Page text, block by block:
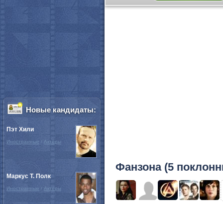
Фанзона (5
Новые кандидаты:
Пэт Хили
Иностранные / Актёры
Маркус Т. Полк
Иностранные / Актёры